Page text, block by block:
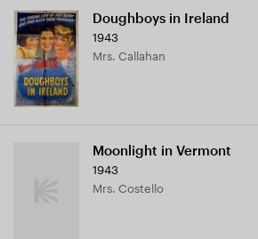
Doughboys in Ireland
1943
Mrs. Callahan
Moonlight in Vermont
1943
Mrs. Costello